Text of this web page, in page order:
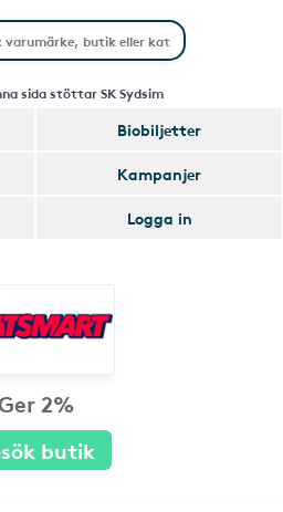
sida stöttar SK Sydsim
Biobiljetter
Kampanjer
Logga in
2%
butik